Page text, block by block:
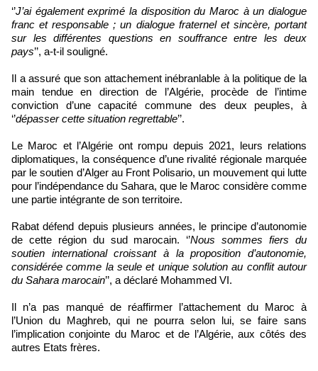
‘’J’ai également exprimé la disposition du Maroc à un dialogue
franc et responsable ; un dialogue fraternel et sincère, portant
sur les différentes questions en souffrance entre les deux
pays’’, a-t-il souligné.
Il a assuré que son attachement inébranlable à la politique de la
main tendue en direction de l’Algérie, procède de l’intime
conviction d’une capacité commune des deux peuples, à
‘’dépasser cette situation regrettable’’.
Le Maroc et l’Algérie ont rompu depuis 2021, leurs relations
diplomatiques, la conséquence d’une rivalité régionale marquée
par le soutien d’Alger au Front Polisario, un mouvement qui lutte
pour l’indépendance du Sahara, que le Maroc considère comme
une partie intégrante de son territoire.
Rabat défend depuis plusieurs années, le principe d’autonomie
de cette région du sud marocain. ‘’Nous sommes fiers du
soutien international croissant à la proposition d’autonomie,
considérée comme la seule et unique solution au conflit autour
du Sahara marocain’’, a déclaré Mohammed VI.
Il n’a pas manqué de réaffirmer l’attachement du Maroc à
l’Union du Maghreb, qui ne pourra selon lui, se faire sans
l’implication conjointe du Maroc et de l’Algérie, aux côtés des
autres Etats frères.